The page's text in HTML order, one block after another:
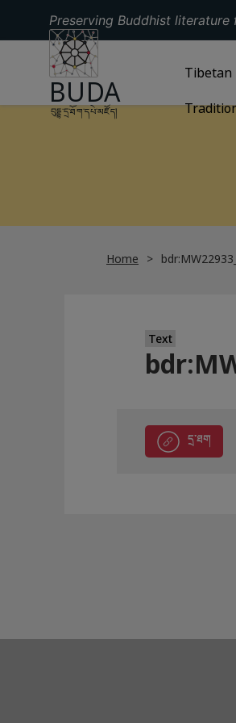
Preserving Buddhist
GO TO
BUDA
བུདྡྷ་དྲ་ཐོག་དཔེ་མཛོད།
GO TO
Tibetan
Home
Text
དྲ་ཐག